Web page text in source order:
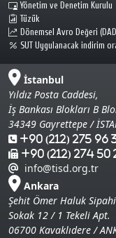
Yönetim ve Denetim Kurulu
Tüzük
Dönemsel Avro Değeri
SUT Uygulanacak indirim
İstanbul
Yıldız Posta Caddesi,
İş Bankası Blokları B
34349 Gayrettepe /
+90 (212) 275 96
+90 (212) 274 50
info@tisd.org.tr
Ankara
Şehit Ömer Haluk
Sokak 12 / 1 Tekeli Apt.
06700 Kavaklıdere /